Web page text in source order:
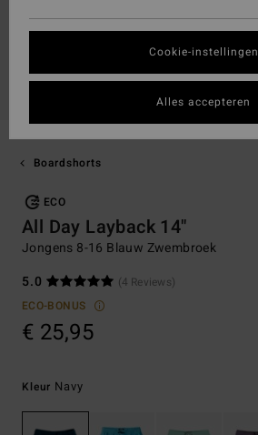
Boardshorts
ECO
All Day Layback 14"
Jongens 8-16 Blauw Zwembroek
5.0
(4 Reviews)
ECO-BONUS
€ 25,95
Kleur Navy
Cookie-instellingen
Alles accepteren